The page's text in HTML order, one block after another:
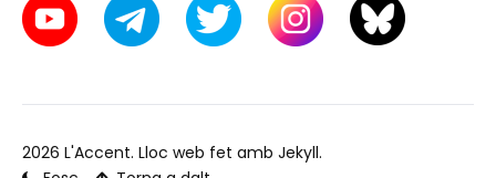
2026 L'Accent. Lloc web fet amb Jekyll.